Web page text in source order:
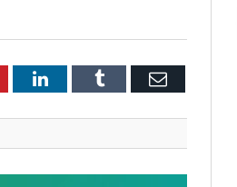
LinkedInTumblr Email